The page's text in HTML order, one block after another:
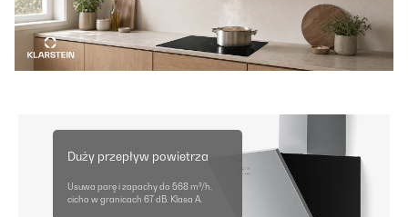
Duży przepływ powietrza
Usuwa parę i zapachy do 568 m³/h,
cicho w granicach 67 dB. Klasa A.